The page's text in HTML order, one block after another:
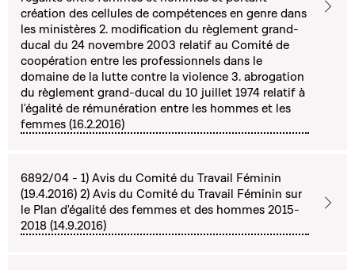
création des cellules de compétences en genre dans
les ministères 2. modification du règlement grand-
ducal du 24 novembre 2003 relatif au Comité de
coopération entre les professionnels dans le
domaine de la lutte contre la violence 3. abrogation
du règlement grand-ducal du 10 juillet 1974 relatif à
l'égalité de rémunération entre les hommes et les
femmes (16.2.2016)
6892/04 - 1) Avis du Comité du Travail Féminin
(19.4.2016) 2) Avis du Comité du Travail Féminin sur
le Plan d'égalité des femmes et des hommes 2015-
2018 (14.9.2016)